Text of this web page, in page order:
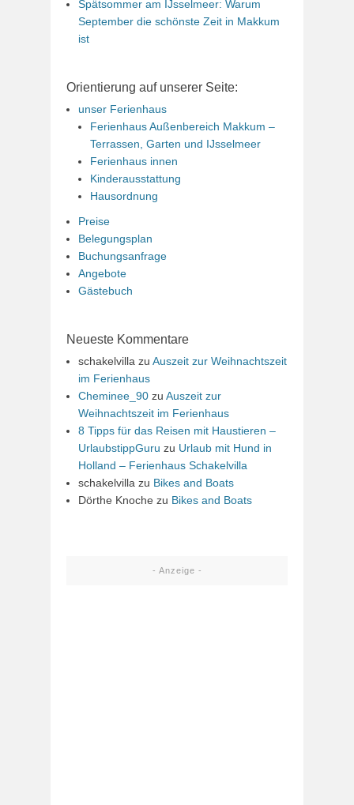
Spätsommer am IJsselmeer: Warum
September die schönste Zeit in Makkum
ist
Orientierung auf unserer Seite:
unser Ferienhaus
Ferienhaus Außenbereich Makkum –
Terrassen, Garten und IJsselmeer
Ferienhaus innen
Kinderausstattung
Hausordnung
Preise
Belegungsplan
Buchungsanfrage
Angebote
Gästebuch
Neueste Kommentare
schakelvilla zu Auszeit zur Weihnachtszeit
im Ferienhaus
Cheminee_90 zu Auszeit zur
Weihnachtszeit im Ferienhaus
8 Tipps für das Reisen mit Haustieren –
UrlaubstippGuru zu Urlaub mit Hund in
Holland – Ferienhaus Schakelvilla
schakelvilla zu Bikes and Boats
Dörthe Knoche zu Bikes and Boats
- Anzeige -